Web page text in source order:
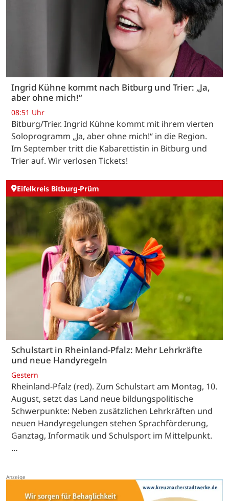
Ingrid Kühne kommt nach Bitburg und Trier: „Ja,
aber ohne mich!“
08:51 Uhr
Bitburg/Trier. Ingrid Kühne kommt mit ihrem vierten
Soloprogramm „Ja, aber ohne mich!“ in die Region.
Im September tritt die Kabarettistin in Bitburg und
Trier auf. Wir verlosen Tickets!
Eifelkreis Bitburg-Prüm
Schulstart in Rheinland-Pfalz: Mehr Lehrkräfte
und neue Handyregeln
Gestern
Rheinland-Pfalz (red). Zum Schulstart am Montag, 10.
August, setzt das Land neue bildungspolitische
Schwerpunkte: Neben zusätzlichen Lehrkräften und
neuen Handyregelungen stehen Sprachförderung,
Ganztag, Informatik und Schulsport im Mittelpunkt.
…